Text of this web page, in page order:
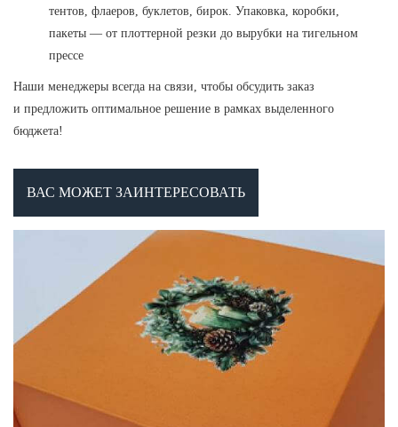
тентов, флаеров, буклетов, бирок. Упаковка, коробки,
пакеты — от плоттерной резки до вырубки на тигельном
прессе
Наши менеджеры всегда на связи, чтобы обсудить заказ
и предложить оптимальное решение в рамках выделенного
бюджета!
ВАС МОЖЕТ ЗАИНТЕРЕСОВАТЬ